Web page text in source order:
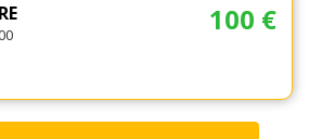
100 €